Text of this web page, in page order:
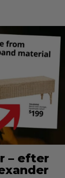
– efter